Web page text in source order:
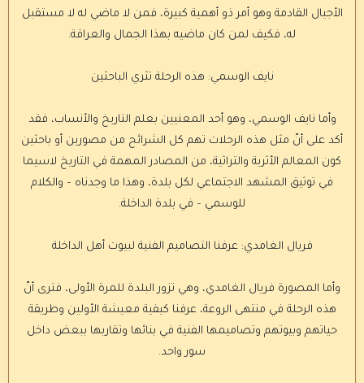
الأجيال القادمة وهو أمر ذو أهمية كبيرة، فمن لا ماضي له لا مستقبل
له، فكيف لمن كان ماضيه بهذا الجمال والعراقة.
نايف الوسمي: هذه الرحلة تثري الباحثين
وأما نايف الوسمي، وهو أحد المعنيين بعلم التاريخ والأنساب، فقد
أكد على أنّ مثل هذه الرحلات تهم كل الشرائح من مصورين أو باحثين
كون المعالم الأثرية والتراثية، من المصادر المهمة في التاريخ لاسيما
في توثيق المشهد الاجتماعي لكل بلدة، وهذا ما وجدناه – والكلام
للوسمي – في بلدة الداخلة.
فريال الغامدي: عرفنا التصاميم الفنية لبيوت أهل الداخلة
وأما المصورة فريال الغامدي، وهي تزور البلدة للمرة الأولى، فترى أنّ
هذه الرحلة في منتهى الروعة، عرفنا كيفية معيشة الأولين وطريقة
حياتهم وبيوتهم وتصاميمها الفنية في بنائها وتقاربها ببعض داخل
سور واحد.